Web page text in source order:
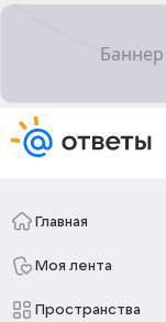
Главная
Моя лента
Пространства